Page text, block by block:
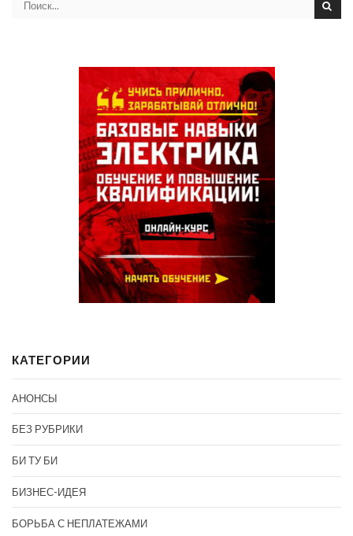
КАТЕГОРИИ
АНОНСЫ
БЕЗ РУБРИКИ
БИ ТУ БИ
БИЗНЕС-ИДЕЯ
БОРЬБА С НЕПЛАТЕЖАМИ